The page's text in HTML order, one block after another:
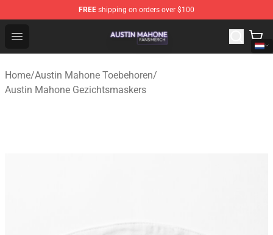
FREE shipping on orders over $100
Open menu
Austin Mahone Shop - Official Austin Mahone
Home/Austin Mahone Toebehoren/
Austin Mahone Gezichtsmaskers